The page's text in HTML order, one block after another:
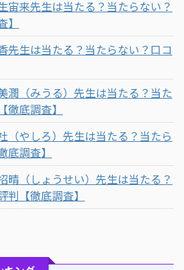
宙来先生は当たる？当たらない？
先生は当たる？当たらない？口コ
潤（みうる）先生は当たる？当た
徹底調査】
（やしろ）先生は当たる？当たら
調査】
晴（しょうせい）先生は当たる？
【徹底調査】